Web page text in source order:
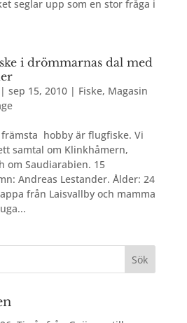
seglar upp som en stor fråga i
i drömmarnas dal med
sep 15, 2010| Fiske, Magasin
hobby är flugfiske. Vi
samtal om Klinkhåmern,
om Saudiarabien. 15
Andreas Lestander. Ålder: 24
från Laisvallby och mamma